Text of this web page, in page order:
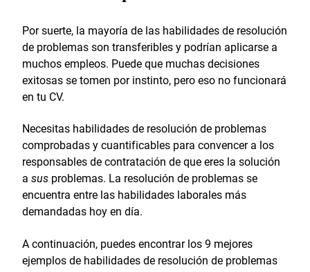
Por suerte, la mayoría de las habilidades de resolución
de problemas son transferibles y podrían aplicarse a
muchos empleos. Puede que muchas decisiones
exitosas se tomen por instinto, pero eso no funcionará
en tu CV.
Necesitas habilidades de resolución de problemas
comprobadas y cuantificables para convencer a los
responsables de contratación de que eres la solución
a sus problemas. La resolución de problemas se
encuentra entre las habilidades laborales más
demandadas hoy en día.
A continuación, puedes encontrar los 9 mejores
ejemplos de habilidades de resolución de problemas